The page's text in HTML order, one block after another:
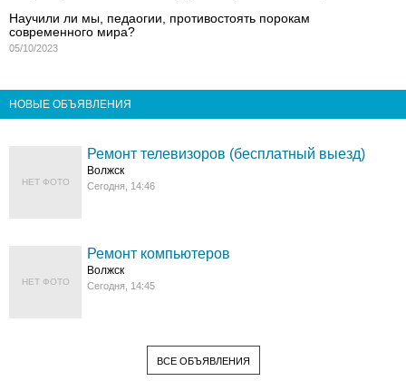
Научили ли мы, педаогии, противостоять порокам
современного мира?
05/10/2023
НОВЫЕ ОБЪЯВЛЕНИЯ
НЕТ ФОТО
Ремонт телевизоров (бесплатный выезд)
Волжск
Сегодня, 14:46
НЕТ ФОТО
Ремонт компьютеров
Волжск
Сегодня, 14:45
ВСЕ ОБЪЯВЛЕНИЯ